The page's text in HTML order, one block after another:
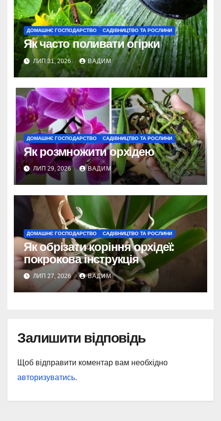
ДОМАШНЄ ГОСПОДАРСТВО САДІВНИЦТВО ТА РОСЛИНИ
Як часто поливати огірки
ЛИП 31, 2026 ВАДИМ
ДОМАШНЄ ГОСПОДАРСТВО САДІВНИЦТВО ТА РОСЛИНИ
Як розмножити орхідею
ЛИП 29, 2026 ВАДИМ
ДОМАШНЄ ГОСПОДАРСТВО САДІВНИЦТВО ТА РОСЛИНИ
Як обрізати коріння орхідеї:
покрокова інструкція
ЛИП 27, 2026 ВАДИМ
Залишити відповідь
Щоб відправити коментар вам необхідно
авторизуватись.